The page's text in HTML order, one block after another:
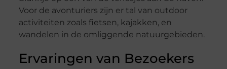
Voor de avonturiers zijn er tal van outdoor
activiteiten zoals fietsen, kajakken, en
wandelen in de omliggende natuurgebieden.
Ervaringen van Bezoekers